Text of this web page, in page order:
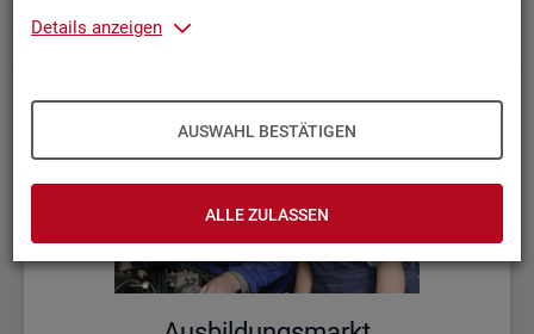
Details anzeigen
AUSWAHL BESTÄTIGEN
ALLE ZULASSEN
Beschäftigungsverhältnis fehlt?